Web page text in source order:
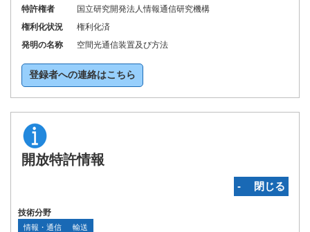
特許権者
国立研究開発法人情報通信研究機構
権利化状況
権利化済
発明の名称
空間光通信装置及び方法
登録者への連絡はこちら
開放特許情報
‐ 閉じる
技術分野
情報・通信 輸送